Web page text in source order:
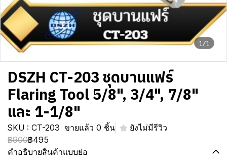
1/1
DSZH CT-203 ชุดบานแฟร์
Flaring Tool 5/8", 3/4", 7/8"
และ 1-1/8"
SKU : CT-203 ขายแล้ว 0 ชิ้น
ยังไม่มีรีวิว
฿900฿495
คำอธิบายสินค้าแบบย่อ